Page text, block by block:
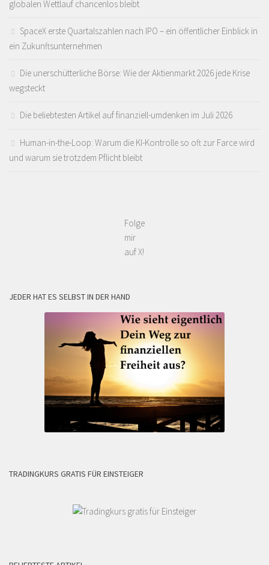
globalen Wettlauf chancenlos bleibt
SpaceX erste Quartalszahlen nach IPO – ein öffentlicher Einblick in
ein Zukunftsunternehmen
Die unerschütterliche Börse: Wie der Aktienmarkt 2026 jede Krise
wegsteckt
Die beliebtesten Artikel auf finanziell-umdenken im Juli 2026
Human-in-the-Loop: Warum die KI-Kontrolle so oft zur Farce wird
und warum sie trotzdem Pflicht bleibt
Folge
mir
auf X!
JEDER HAT ES SELBST IN DER HAND
TRADINGKURS GRATIS FÜR EINSTEIGER